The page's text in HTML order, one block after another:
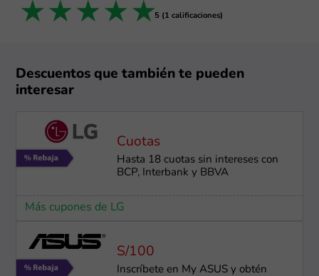
5 stars
4 stars
3 stars
2 stars
1 star 5 (1 calificaciones)
Descuentos que también te pueden
interesar
Cuotas
Hasta 18 cuotas sin intereses con
BCP, Interbank y BBVA
Más cupones de LG
S/100
Inscríbete en My ASUS y obtén